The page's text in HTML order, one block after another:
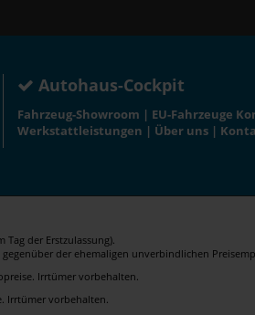
Autohaus-Cockpit
Fahrzeug-Showroom | EU-Fahrzeuge
Werkstattleistungen | Über uns |
der Erstzulassung).
der ehemaligen unverbindlichen
Irrtümer vorbehalten.
Irrtümer vorbehalten.